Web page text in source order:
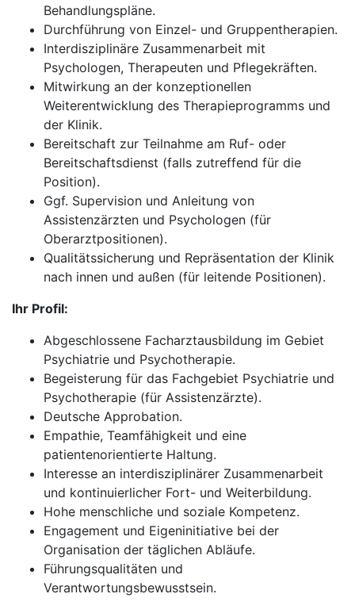
Behandlungspläne.
Durchführung von Einzel- und Gruppentherapien.
Interdisziplinäre Zusammenarbeit mit
Psychologen, Therapeuten und Pflegekräften.
Mitwirkung an der konzeptionellen
Weiterentwicklung des Therapieprogramms und
der Klinik.
Bereitschaft zur Teilnahme am Ruf- oder
Bereitschaftsdienst (falls zutreffend für die
Position).
Ggf. Supervision und Anleitung von
Assistenzärzten und Psychologen (für
Oberarztpositionen).
Qualitätssicherung und Repräsentation der Klinik
nach innen und außen (für leitende Positionen).
Ihr Profil:
Abgeschlossene Facharztausbildung im Gebiet
Psychiatrie und Psychotherapie.
Begeisterung für das Fachgebiet Psychiatrie und
Psychotherapie (für Assistenzärzte).
Deutsche Approbation.
Empathie, Teamfähigkeit und eine
patientenorientierte Haltung.
Interesse an interdisziplinärer Zusammenarbeit
und kontinuierlicher Fort- und Weiterbildung.
Hohe menschliche und soziale Kompetenz.
Engagement und Eigeninitiative bei der
Organisation der täglichen Abläufe.
Führungsqualitäten und
Verantwortungsbewusstsein.